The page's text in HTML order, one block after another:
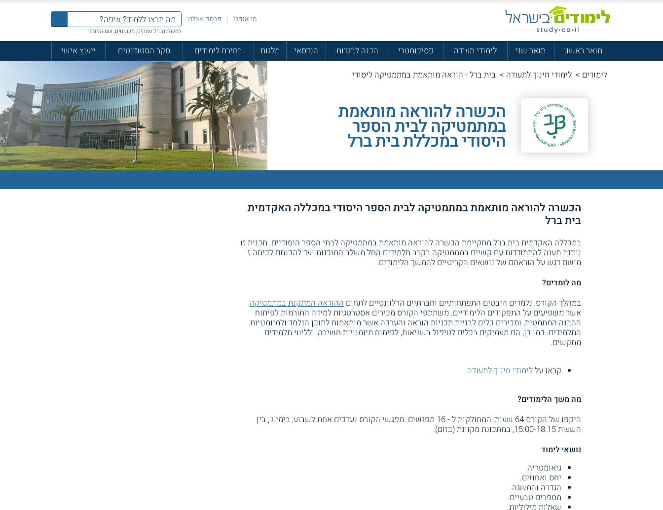
מי אנחנו פרסם אצלנו
למשל: מנהל עסקים, משפטים, שם המוסד
תואר ראשון תואר שני לימודי תעודה פסיכומטרי הכנה לבגרות הנדסאי מלגות בחירת לימודים סקר הסטודנטים
ייעוץ אישי
לימודים > לימודי חינוך לתעודה > בית ברל - הוראה מותאמת במתמטיקה ליסודי
הכשרה להוראה מותאמת
במתמטיקה לבית הספר
היסודי במכללת בית ברל
הכשרה להוראה מותאמת במתמטיקה לבית הספר היסודי במכללה האקדמית
בית ברל
במכללה האקדמית בית ברל מתקיימת הכשרה להוראה מותאמת במתמטיקה לבתי הספר היסודיים. תכנית זו
נותנת מענה להתמודדות עם קשיים במתמטיקה בקרב תלמידים החל משלב המוכנות ועד להכנתם לכיתה ז'.
מושם דגש על הוראתם של נושאים הקריטיים להמשך הלימודים.
מה לומדים?
במהלך הקורס, נלמדים היבטים התפתחותיים וחברתיים הרלוונטיים לתחום ההוראה המתקנת במתמטיקה,
אשר משפיעים על התפקודים הלימודיים. משתתפי הקורס מכירים אסטרטגיות למידה התורמות לפיתוח
ההבנה המתמטית, ומכירים כלים לבניית תכניות הוראה והערכה אשר מותאמות לתוכן הנלמד ולמיומנויות
התלמידים. כמו כן, הם מעמיקים בכלים לטיפול בשגיאות, לפיתוח מיומנויות חשיבה, ולליווי תלמידים
מתקשים.
קראו עללימודי חינוך לתעודה.
מה משך הלימודים?
היקפו של הקורס 64 שעות, המחולקות ל - 16 מפגשים. מפגשי הקורס נערכים אחת לשבוע, בימי ג', בין
השעות 15:00-18:15, במתכונת מקוונת (בזום).
נושאי לימוד
גיאומטריה.
יחס ואחוזים.
הגדרה והמשגה.
מספרים טבעיים.
שאלות מילוליות.